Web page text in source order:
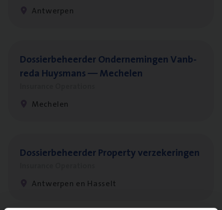
Antwerpen
Dos­sier­be­heer­der Onder­ne­min­gen Van­b­
re­da Huys­mans — Mechelen
Mechelen
Dos­sier­be­heer­der Pro­per­ty verzekeringen
Antwerpen en Hasselt